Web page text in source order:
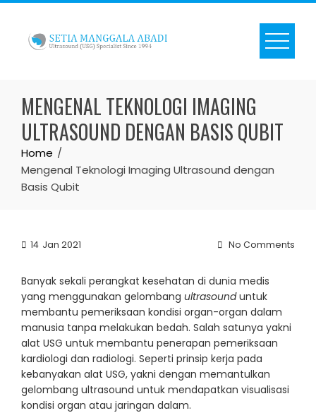
Skip
content
MENGENAL TEKNOLOGI IMAGING
ULTRASOUND DENGAN BASIS QUBIT
Home
Mengenal Teknologi Imaging Ultrasound dengan
Basis Qubit
14 Jan 2021 No Comments
Banyak sekali perangkat kesehatan di dunia medis
yang menggunakan gelombang ultrasounduntuk
membantu pemeriksaan kondisi organ-organ dalam
manusia tanpa melakukan bedah. Salah satunya yakni
alat USG untuk membantu penerapan pemeriksaan
kardiologi dan radiologi. Seperti prinsip kerja pada
kebanyakan alat USG, yakni dengan memantulkan
gelombang ultrasound untuk mendapatkan visualisasi
kondisi organ atau jaringan dalam.